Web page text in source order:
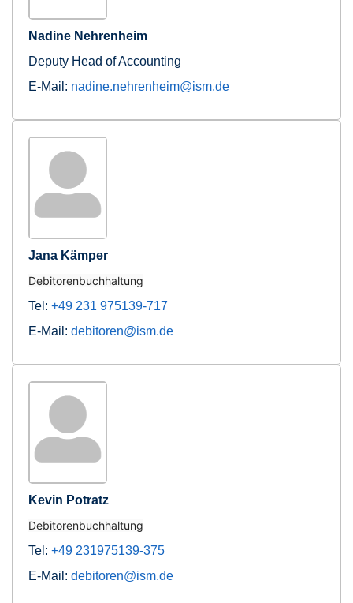
Nadine Nehrenheim
Deputy Head of Accounting
E-Mail: nadine.nehrenheim@ism.de
Jana Kämper
Debitorenbuchhaltung
Tel: +49 231 975139-717
E-Mail: debitoren@ism.de
Kevin Potratz
Debitorenbuchhaltung
Tel: +49 231975139-375
E-Mail: debitoren@ism.de